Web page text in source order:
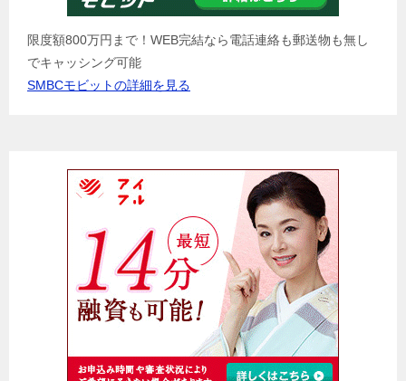
限度額800万円まで！WEB完結なら電話連絡も郵送物も無し
でキャッシング可能
SMBCモビットの詳細を見る